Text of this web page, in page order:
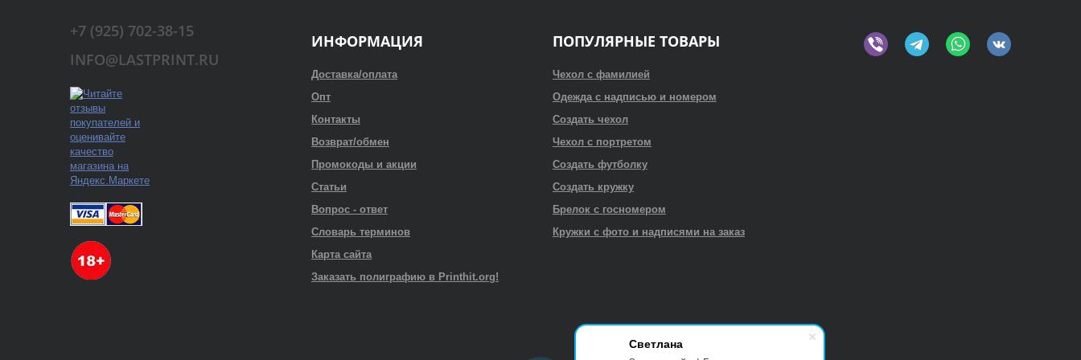
Светлана
+7 (925) 702-38-15
INFO@LASTPRINT.RU
ИНФОРМАЦИЯ
Доставка/оплата
Опт
Контакты
Возврат/обмен
Промокоды и акции
Статьи
Вопрос - ответ
Словарь терминов
Карта сайта
Заказать полиграфию в Printhit.org!
ПОПУЛЯРНЫЕ ТОВАРЫ
Чехол с фамилией
Одежда с надписью и номером
Создать чехол
Чехол с портретом
Создать футболку
Создать кружку
Брелок с госномером
Кружки с фото и надписями на заказ